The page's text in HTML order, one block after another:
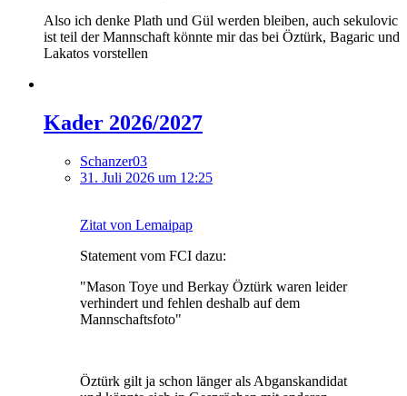
Also ich denke Plath und Gül werden bleiben, auch sekulovic
ist teil der Mannschaft könnte mir das bei Öztürk, Bagaric und
Lakatos vorstellen
Kader 2026/2027
Schanzer03
31. Juli 2026 um 12:25
Zitat von Lemaipap
Statement vom FCI dazu:
"Mason Toye und Berkay Öztürk waren leider
verhindert und fehlen deshalb auf dem
Mannschaftsfoto"
Öztürk gilt ja schon länger als Abganskandidat